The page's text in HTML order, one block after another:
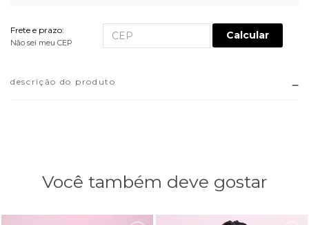
Frete e prazo:
Não sei meu CEP
Calcular
descrição do produto
Você também deve gostar